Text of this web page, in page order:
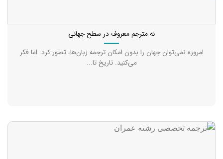
نه مترجم معروف در سطح جهانی
امروزه نمی‌توان جهان را بدون امکان ترجمه زبان‌ها، تصور کرد. اما فکر
می‌کنید. تاریخ تا...